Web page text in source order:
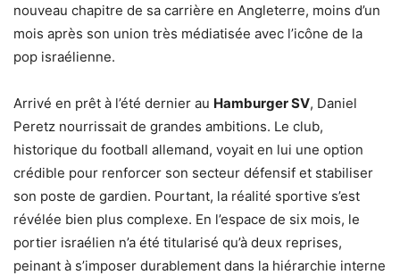
nouveau chapitre de sa carrière en Angleterre, moins d’un
mois après son union très médiatisée avec l’icône de la
pop israélienne.
Arrivé en prêt à l’été dernier au Hamburger SV, Daniel
Peretz nourrissait de grandes ambitions. Le club,
historique du football allemand, voyait en lui une option
crédible pour renforcer son secteur défensif et stabiliser
son poste de gardien. Pourtant, la réalité sportive s’est
révélée bien plus complexe. En l’espace de six mois, le
portier israélien n’a été titularisé qu’à deux reprises,
peinant à s’imposer durablement dans la hiérarchie interne